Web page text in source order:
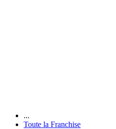
...
Toute la Franchise